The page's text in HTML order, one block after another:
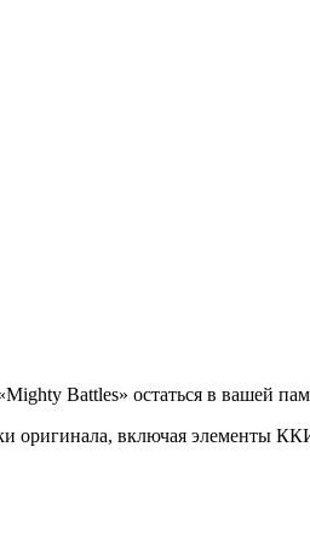
Battles» остаться в вашей
оригинала, включая элементы